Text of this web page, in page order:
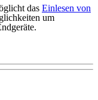
das Einlesen von
um